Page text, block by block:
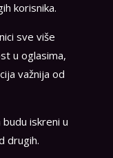
korisnika.
sve više
u oglasima,
važnija od
iskreni u
drugih.